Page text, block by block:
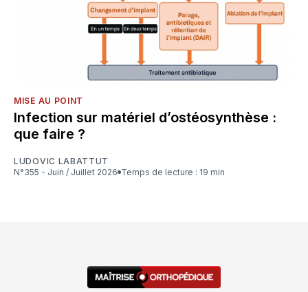
MISE AU POINT
Infection sur matériel d’ostéosynthèse :
que faire ?
LUDOVIC LABATTUT
N°355 - Juin / Juillet 2026
Temps de lecture : 19 min